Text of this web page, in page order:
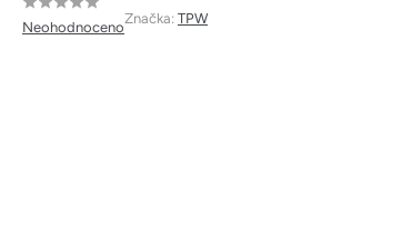
Průměrné
hodnocení
Neohodnoceno
Značka: TPW